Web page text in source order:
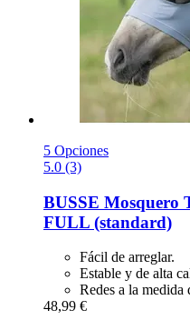
5 Opciones
5.0 (3)
BUSSE Mosquero
FULL (standard)
Fácil de arreglar.
Estable y de alta
Redes a la medida
48,99 €